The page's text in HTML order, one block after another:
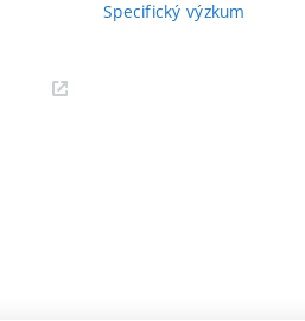
Specifický výzkum